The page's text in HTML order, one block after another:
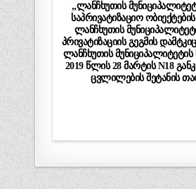
„ლანჩხუთის
საპრივატიზაციო
ლანჩხუთის
პრივატიზაციის გეგმის
ლანჩხუთის
2019 წლის 28 მარტის N18
ცვლილების შეტანის